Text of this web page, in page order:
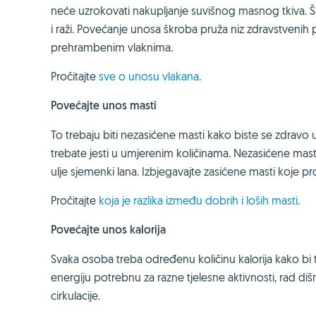
neće uzrokovati nakupljanje suvišnog masnog tkiva.
i raži. Povećanje unosa škroba pruža niz
prehrambenim vlaknima.
Pročitajte sve o unosu vlakana.
Povećajte unos masti
To trebaju biti nezasićene masti kako biste se
trebate jesti u umjerenim količinama. Nezasićene
ulje sjemenki lana. Izbjegavajte zasićene masti koje
Pročitajte koja je razlika između dobrih i loših masti.
Povećajte unos kalorija
Svaka osoba treba određenu količinu kalorija kako
energiju potrebnu za razne tjelesne aktivnosti, rad
cirkulacije.